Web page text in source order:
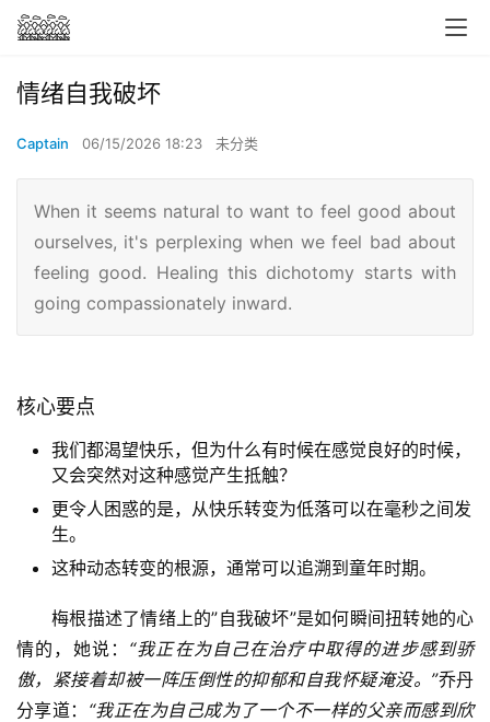
情绪自我破坏
Captain 06/15/2026 18:23 未分类
When it seems natural to want to feel good about
ourselves, it's perplexing when we feel bad about
feeling good. Healing this dichotomy starts with
going compassionately inward.
核心要点
我们都渴望快乐，但为什么有时候在感觉良好的时候，
又会突然对这种感觉产生抵触？
更令人困惑的是，从快乐转变为低落可以在毫秒之间发
生。
这种动态转变的根源，通常可以追溯到童年时期。
梅根描述了情绪上的”自我破坏”是如何瞬间扭转她的心
情的，她说： “我正在为自己在治疗中取得的进步感到骄
傲，紧接着却被一阵压倒性的抑郁和自我怀疑淹没。”乔丹
分享道： “我正在为自己成为了一个不一样的父亲而感到欣